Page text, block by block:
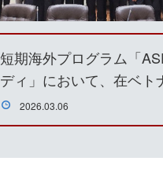
短期海外プログラム「
ディ」において、在ベ
2026.03.06